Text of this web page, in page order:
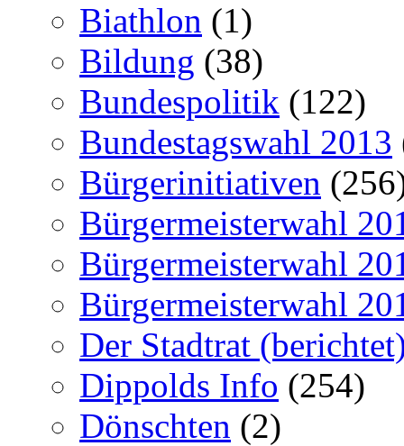
Biathlon (1)
Bildung (38)
Bundespolitik (122)
Bundestagswahl 2013
Bürgerinitiativen
Bürgermeisterwahl
Bürgermeisterwahl
Bürgermeisterwahl
Der Stadtrat
Dippolds Info (254)
Dönschten (2)